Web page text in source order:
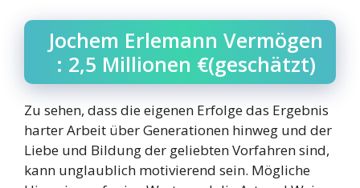
Jochem Erlemann Vermögen
: 2,5 Millionen €(geschätzt)
Zu sehen, dass die eigenen Erfolge das Ergebnis
harter Arbeit über Generationen hinweg und der
Liebe und Bildung der geliebten Vorfahren sind,
kann unglaublich motivierend sein. Mögliche